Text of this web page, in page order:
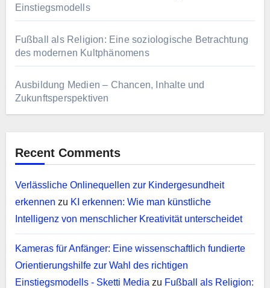
Einstiegsmodells
Fußball als Religion: Eine soziologische Betrachtung
des modernen Kultphänomens
Ausbildung Medien – Chancen, Inhalte und
Zukunftsperspektiven
Recent Comments
Verlässliche Onlinequellen zur Kindergesundheit
erkennen zu KI erkennen: Wie man künstliche
Intelligenz von menschlicher Kreativität unterscheidet
Kameras für Anfänger: Eine wissenschaftlich fundierte
Orientierungshilfe zur Wahl des richtigen
Einstiegsmodells - Sketti Media zu Fußball als Religion: